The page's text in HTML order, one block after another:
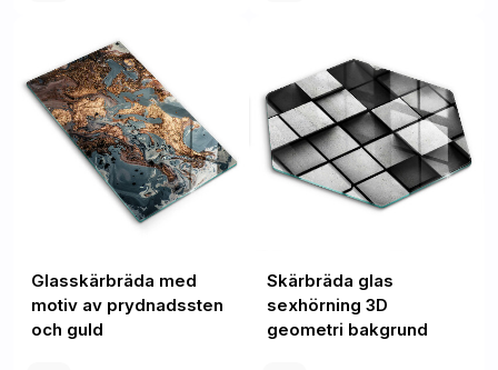
Glasskärbräda med
motiv av prydnadssten
och guld
Skärbräda glas
sexhörning 3D
geometri bakgrund